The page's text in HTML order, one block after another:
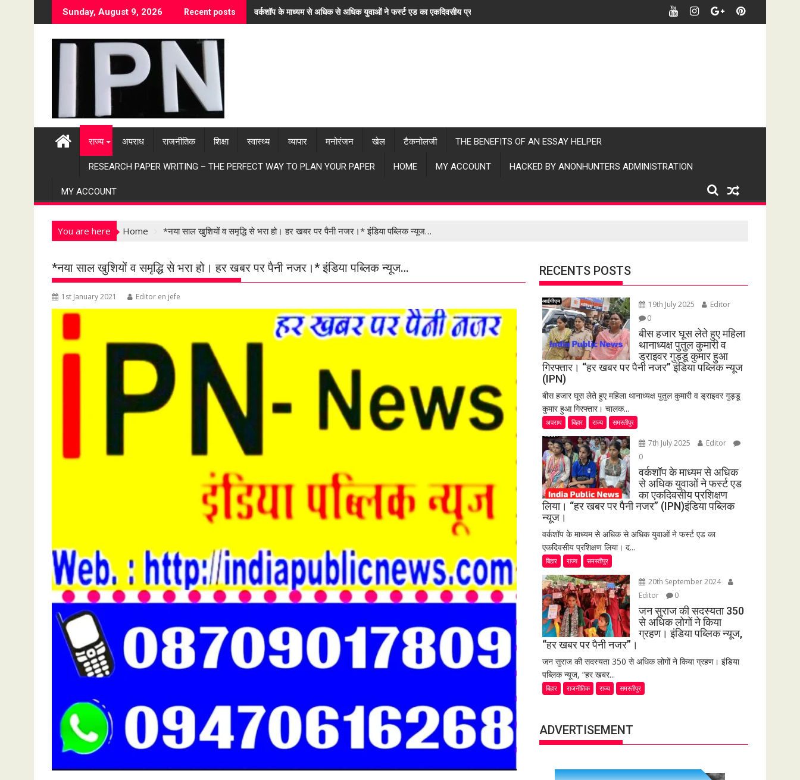
k
Sunday, August 9, 2026 Recent posts वर्कशॉप के माध्यम से अधिक से अधिक युवाओं ने फर्स्ट एड का एकदिवसीय प्रशिक्षण लिया। "हर खबर पर पैनी नजर" (IPN)इंडिया पब्लिक न्यूज।
राज्य अपराध राजनीतिक शिक्षा स्वास्थ्य व्यापार मनोरंजन खेल टैकनोलजी THE BENEFITS OF AN ESSAY HELPER
RESEARCH PAPER WRITING – THE PERFECT WAY TO PLAN YOUR PAPER HOME MY ACCOUNT HACKED BY ANONHUNTERS ADMINISTRATION
MY ACCOUNT
You are here Home *नया साल खुशियों व समृद्धि से भरा हो। हर खबर पर पैनी नजर।* इंडिया पब्लिक न्यूज…
*नया साल खुशियों व समृद्धि से भरा हो। हर खबर पर पैनी नजर।* इंडिया पब्लिक न्यूज…
1st January 2021 Editor en jefe
RECENTS POSTS
19th July 2025
Editor
0
बीस हजार घूस लेते हुए महिला
थानाध्यक्ष पुतुल कुमारी व
ड्राइवर गुड्डू कुमार हुआ
गिरफ्तार। “हर खबर पर पैनी नजर” इंडिया पब्लिक न्यूज
(IPN)
बीस हजार घूस लेते हुए महिला थानाध्यक्ष पुतुल कुमारी व ड्राइवर गुड्डू
कुमार हुआ गिरफ्तार। चालक...
अपराध बिहार राज्य समस्तीपुर
7th July 2025
Editor
0
वर्कशॉप के माध्यम से अधिक
से अधिक युवाओं ने फर्स्ट एड
का एकदिवसीय प्रशिक्षण
लिया। “हर खबर पर पैनी नजर” (IPN)इंडिया पब्लिक
न्यूज।
वर्कशॉप के माध्यम से अधिक से अधिक युवाओं ने फर्स्ट एड का
एकदिवसीय प्रशिक्षण लिया। द...
बिहार राज्य समस्तीपुर
20th September 2024
Editor
0
जन सुराज की सदस्यता 350
से अधिक लोगों ने किया
ग्रहण। इंडिया पब्लिक न्यूज,
“हर खबर पर पैनी नजर”।
जन सुराज की सदस्यता 350 से अधिक लोगों ने किया ग्रहण। इंडिया
पब्लिक न्यूज, “हर खबर...
बिहार राजनीतिक राज्य समस्तीपुर
ADVERTISEMENT